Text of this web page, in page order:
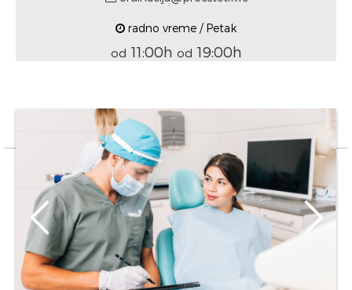
radno vreme / Petak
od 11:00h od 19:00h